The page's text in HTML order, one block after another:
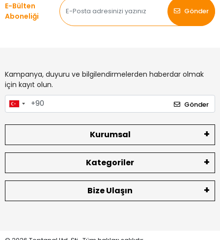
E-Bülten
Aboneliği
Gönder
Kampanya, duyuru ve bilgilendirmelerden haberdar olmak
için kayıt olun.
Gönder
Kurumsal
Kategoriler
Bize Ulaşın